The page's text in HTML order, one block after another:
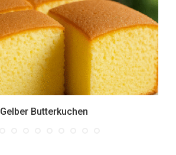
Gelber Butterkuchen